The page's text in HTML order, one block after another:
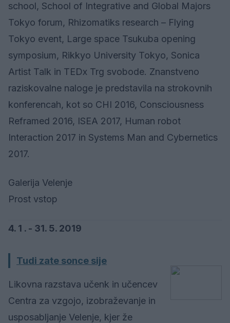
school, School of Integrative and Global Majors
Tokyo forum, Rhizomatiks research – Flying
Tokyo event, Large space Tsukuba opening
symposium, Rikkyo University Tokyo, Sonica
Artist Talk in TEDx Trg svobode. Znanstveno
raziskovalne naloge je predstavila na strokovnih
konferencah, kot so CHI 2016, Consciousness
Reframed 2016, ISEA 2017, Human robot
Interaction 2017 in Systems Man and Cybernetics
2017.
Galerija Velenje
Prost vstop
4. 1 . - 31. 5. 2019
Tudi zate sonce sije
Likovna razstava učenk in učencev
Centra za vzgojo, izobraževanje in
usposabljanje Velenje, kjer že